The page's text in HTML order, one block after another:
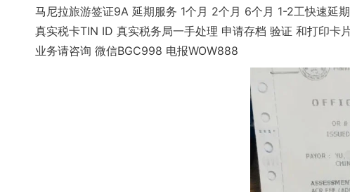
马尼拉旅游签证9A 延期服务 1个月 2个月 6个月 1-2工快速延
真实税卡TIN ID 真实税务局一手处理 申请存档 验证 和打印卡片
业务请咨询 微信BGC998 电报WOW888